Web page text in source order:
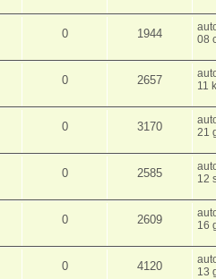
0 1944
08
0 2657
11
0 3170
21
0 2585
12
0 2609
16
0 4120
13